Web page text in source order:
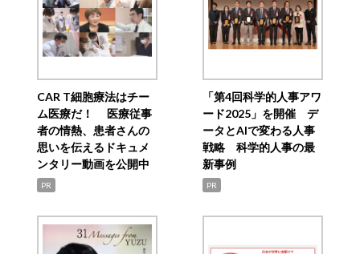
CAR T細胞療法はチー
ム医療だ！ 医療従事
者の情熱、患者さんの
思いを伝えるドキュメ
ンタリー動画を公開中
PR
「第4回科学的人事アワ
ード2025」を開催 デ
ータとAIで変わる人事
戦略 科学的人事の最
新事例
PR